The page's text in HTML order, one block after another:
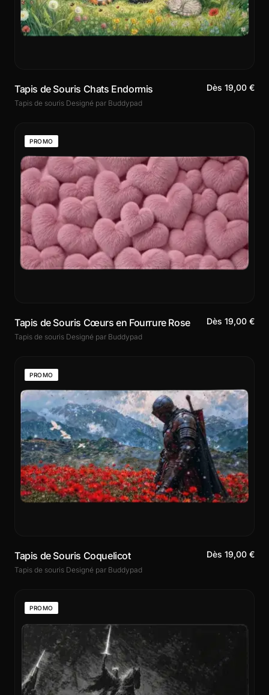
Tapis de Souris Chats Endormis
Tapis de souris Designé par Buddypad
Dès 19,00 €
PROMO
Tapis de Souris Cœurs en Fourrure Rose
Tapis de souris Designé par Buddypad
Dès 19,00 €
PROMO
Tapis de Souris Coquelicot
Tapis de souris Designé par Buddypad
Dès 19,00 €
PROMO